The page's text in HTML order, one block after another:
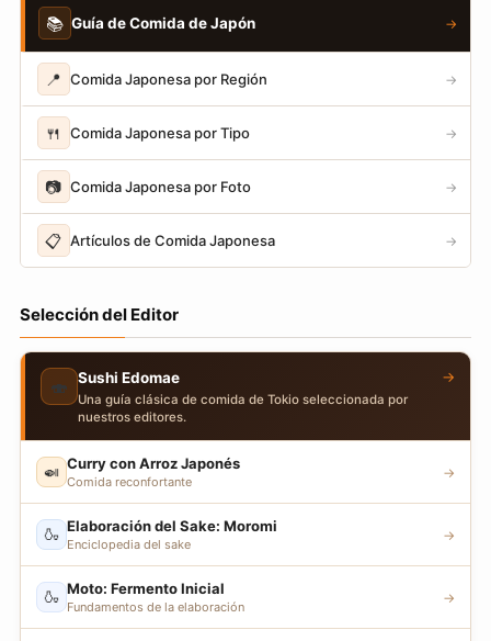
📚 Guía de Comida de Japón →
📍 Comida Japonesa por Región →
🍴 Comida Japonesa por Tipo →
📷 Comida Japonesa por Foto →
📋 Artículos de Comida Japonesa →
Selección del Editor
🍣 Sushi Edomae
Una guía clásica de comida de Tokio seleccionada por
nuestros editores.
→
🍛 Curry con Arroz Japonés
Comida reconfortante
→
🍶 Elaboración del Sake: Moromi
Enciclopedia del sake
→
🍶 Moto: Fermento Inicial
Fundamentos de la elaboración
→